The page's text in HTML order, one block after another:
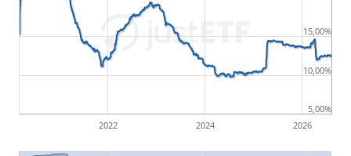
2022 2024 2026
5,00%
10,00%
15,00%